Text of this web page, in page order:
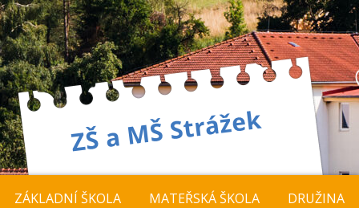
ZÁKLADNÍ ŠKOLA MATEŘSKÁ ŠKOLA DRUŽINA